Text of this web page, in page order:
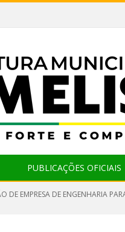
PUBLICAÇÕES OFICIAIS
EMPRESA DE ENGENHARIA